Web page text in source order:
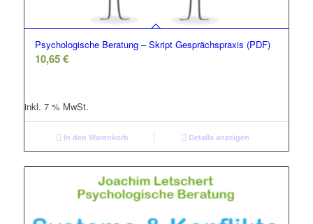
Psychologische Beratung – Skript Gesprächspraxis (PDF)
10,65€
inkl. 7 % MwSt.
In den Warenkorb Details anzeigen